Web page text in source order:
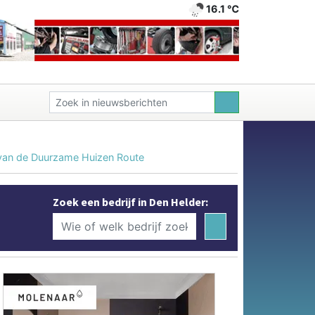
16.1 ℃
de Duurzame Huizen Route
Zoek een bedrijf in Den Helder: